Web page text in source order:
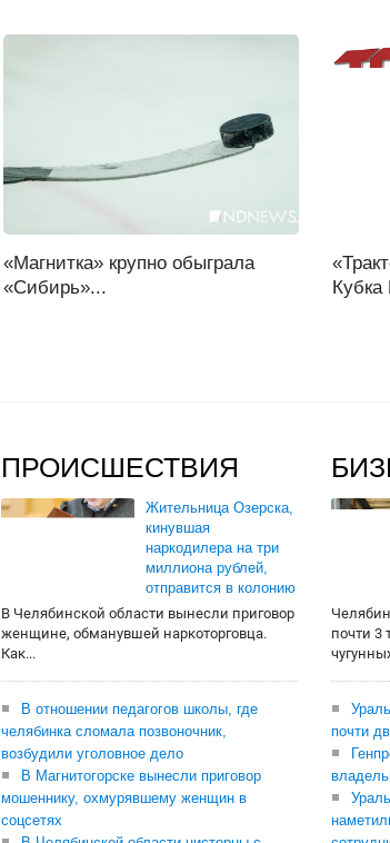
«Магнитка» крупно обыграла
«Сибирь»...
Кубка
ПРОИСШЕСТВИЯ
Жительница Озерска,
кинувшая
наркодилера на три
миллиона рублей,
отправится в колонию
В Челябинской области вынесли приговор
женщине, обманувшей наркоторговца.
Как...
В отношении педагогов школы, где
челябинка сломала позвоночник,
возбудили уголовное дело
В Магнитогорске вынесли приговор
мошеннику, охмурявшему женщин в
соцсетях
почти 3
почти